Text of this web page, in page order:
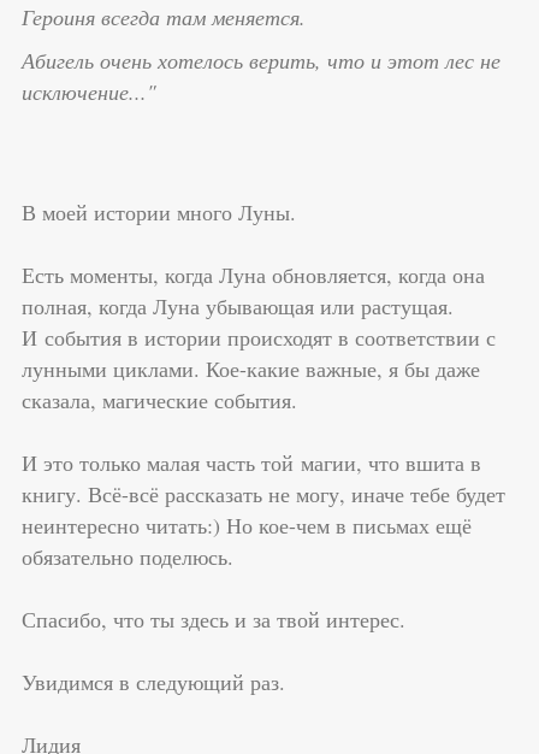
Героиня всегда там меняется.
Абигель очень хотелось верить, что и этот лес не
исключение..."
В моей истории много Луны.
Есть моменты, когда Луна обновляется, когда она
полная, когда Луна убывающая или растущая.
И события в истории происходят в соответствии с
лунными циклами. Кое-какие важные, я бы даже
сказала, магические события.
И это только малая часть той магии, что вшита в
книгу. Всё-всё рассказать не могу, иначе тебе будет
неинтересно читать:) Но кое-чем в письмах ещё
обязательно поделюсь.
Спасибо, что ты здесь и за твой интерес.
Увидимся в следующий раз.
Лидия